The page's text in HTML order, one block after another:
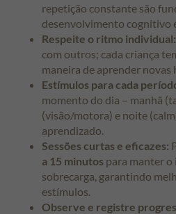
repetição constante são
desenvolvimento cognitivo
Respeite o ritmo individual:
com outros; cada criança
maneira de aprender novas
Estímulos para cada
momento do dia – manhã
(visão/motora) e noite
aprendizado.
Sessões curtas e eficazes:
a 15 minutos para manter o
sobrecarga, garantindo
estímulos.
Observe e registre